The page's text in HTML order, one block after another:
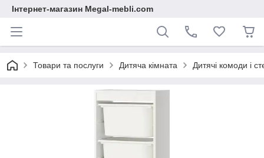
Інтернет-магазин Megal-mebli.com
Товари та послуги Дитяча кімната Дитячі комоди і